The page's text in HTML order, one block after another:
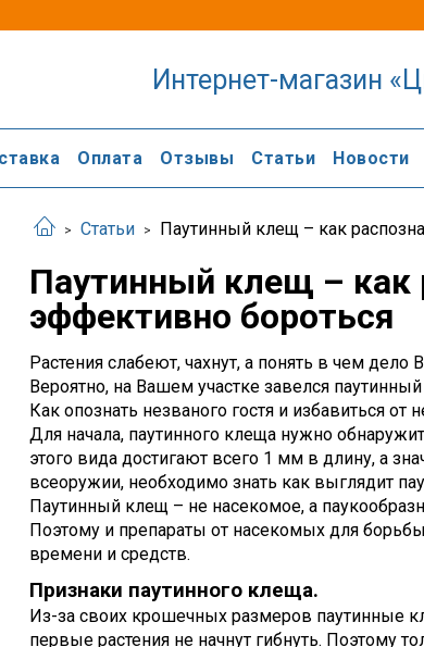
Интернет-магазин
Оплата Отзывы Статьи Новости
Статьи Паутинный клещ – как
Паутинный клещ – как
эффективно бороться
Растения слабеют, чахнут, а понять в чем
Вероятно, на Вашем участке завелся
Как опознать незваного гостя и избавиться от
Для начала, паутинного клеща нужно
этого вида достигают всего 1 мм в длину, а
всеоружии, необходимо знать как выглядит
Паутинный клещ – не насекомое, а
Поэтому и препараты от насекомых для
времени и средств.
Признаки паутинного клеща.
Из-за своих крошечных размеров паутинные
первые растения не начнут гибнуть. Поэтому